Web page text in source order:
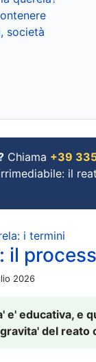
società
Chiama +39
il
i termini
il
2026
e' educativa, e
del reato